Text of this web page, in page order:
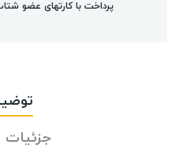
پرداخت با کارتهای عضو